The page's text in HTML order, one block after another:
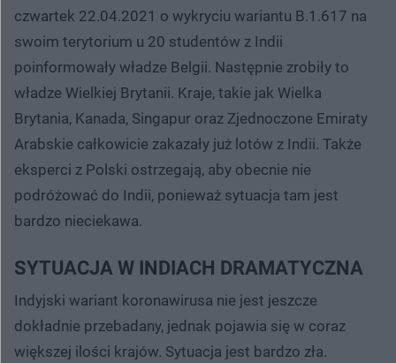
czwartek 22.04.2021 o wykryciu wariantu B.1.617 na
swoim terytorium u 20 studentów z Indii
poinformowały władze Belgii. Następnie zrobiły to
władze Wielkiej Brytanii. Kraje, takie jak Wielka
Brytania, Kanada, Singapur oraz Zjednoczone Emiraty
Arabskie całkowicie zakazały już lotów z Indii. Także
eksperci z Polski ostrzegają, aby obecnie nie
podróżować do Indii, ponieważ sytuacja tam jest
bardzo nieciekawa.
SYTUACJA W INDIACH DRAMATYCZNA
Indyjski wariant koronawirusa nie jest jeszcze
dokładnie przebadany, jednak pojawia się w coraz
większej ilości krajów. Sytuacja jest bardzo zła.